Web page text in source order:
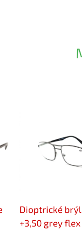
Dioptrické
+3,50 grey flex